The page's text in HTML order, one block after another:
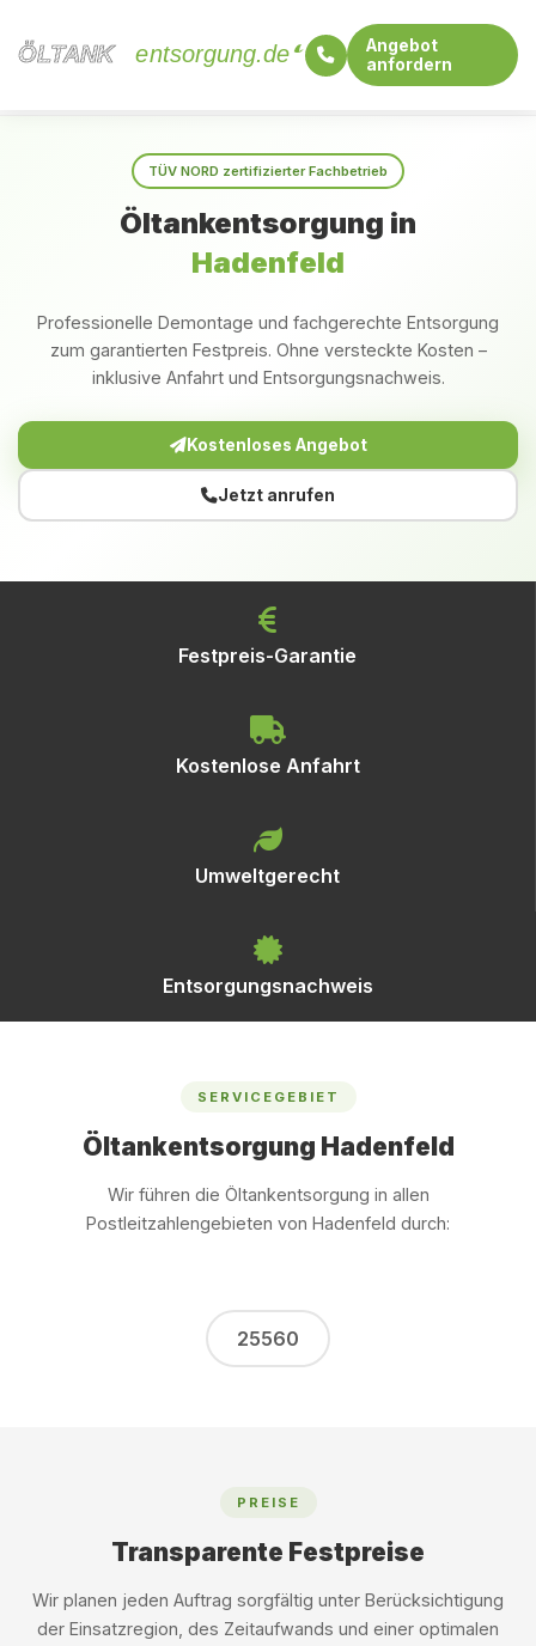
ÖLTANK
ÖLTANK entsorgung.de
Angebot
anfordern
TÜV NORD zertifizierter Fachbetrieb
Öltankentsorgung in
Hadenfeld
Professionelle Demontage und fachgerechte Entsorgung
zum garantierten Festpreis. Ohne versteckte Kosten –
inklusive Anfahrt und Entsorgungsnachweis.
Kostenloses Angebot
Jetzt anrufen
Festpreis-Garantie
Kostenlose Anfahrt
Umweltgerecht
Entsorgungsnachweis
SERVICEGEBIET
Öltankentsorgung Hadenfeld
Wir führen die Öltankentsorgung in allen
Postleitzahlengebieten von Hadenfeld durch:
25560
PREISE
Transparente Festpreise
Wir planen jeden Auftrag sorgfältig unter Berücksichtigung
der Einsatzregion, des Zeitaufwands und einer optimalen